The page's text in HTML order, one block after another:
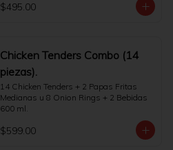
$495.00
Chicken Tenders Combo (14
piezas).
14 Chicken Tenders + 2 Papas Fritas
Medianas u 8 Onion Rings + 2 Bebidas
600 ml.
$599.00